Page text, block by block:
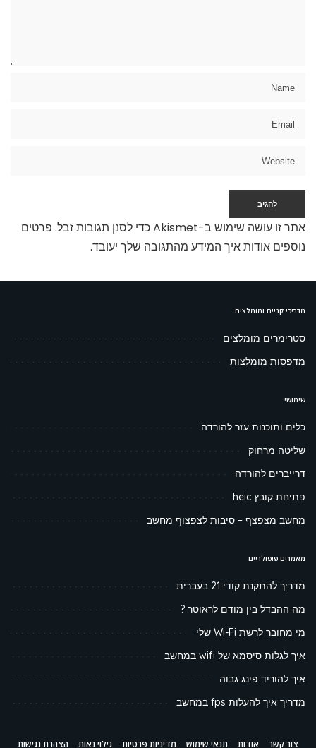
אתר זו עושה שימוש ב-Akismet כדי לסנן תגובות זבל.
פרטים
נוספים אודות איך המידע מהתגובה שלך יעובד.
מדריכי קנייה ומומלצים
סטרימרים מומלצים
מדפסות מומלצות
שימושי
כלים ותוכנות עזר להורדה
שליטה מרחוק
דרייברים להורדה
פתיחת קובץ heic
מחשב מצפצף – סיבות לצפצוף מחשב
מאמרים פופולריים
מדריך להתקנת קודי 21 בעברית
מה ההבדל בין מודם לראוטר ?
מי מחובר לרשת Wi-Fi שלי
איך לגלות סיסמא של wifi במחשב
איך להוריד פינג גבוה
מדריך איך להעלות fps במחשב
צור קשר אודות תנאי שימוש מדיניות פרטיות גילוי נאות הצהרת נגישות